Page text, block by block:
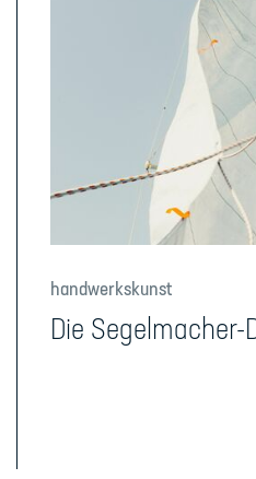
handwerkskunst
Die Segelmacher-